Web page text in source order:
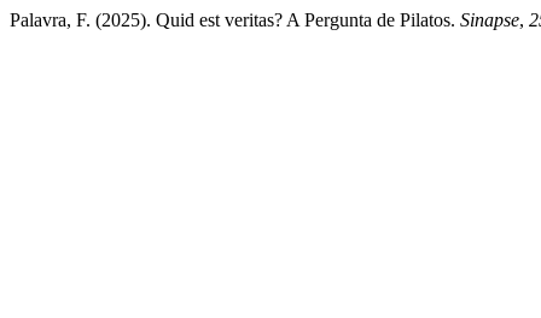
Palavra, F. (2025). Quid est veritas? A Pergunta de Pilatos. Sinapse,